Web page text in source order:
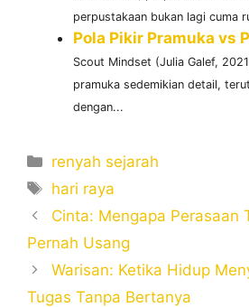
perpustakaan bukan lagi cuma
Pola Pikir Pramuka vs
Scout Mindset (Julia Galef,
pramuka sedemikian detail,
dengan...
Categories
renyah sejarah
Tags
hari raya
Cinta: Mengapa Perasaan
Pernah Usang
Warisan: Ketika Hidup
Tugas Tanpa Bertanya